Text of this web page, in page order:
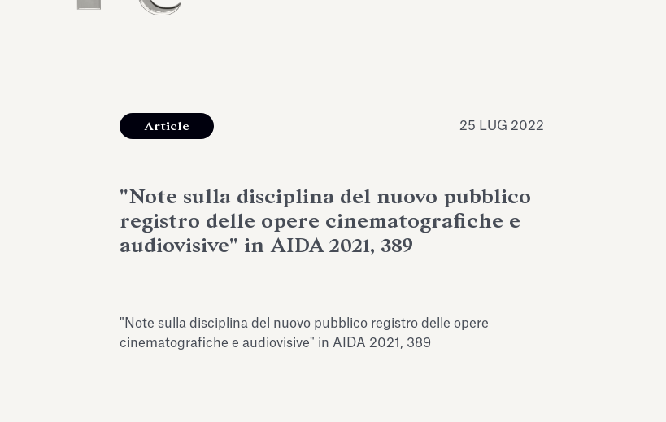
Article 25 LUG 2022
"Note sulla disciplina del nuovo pubblico
registro delle opere cinematografiche e
audiovisive" in AIDA 2021, 389
"Note sulla disciplina del nuovo pubblico registro delle opere
cinematografiche e audiovisive" in AIDA 2021, 389